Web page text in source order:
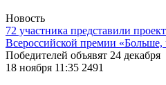
Новость
72 участника представили
Всероссийской премии «Больше,
Победителей объявят 24 декабря
18 ноября 11:35 2491